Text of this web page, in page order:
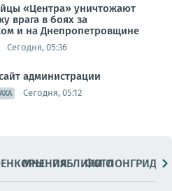
«Центра» уничтожают
врага в боях за
и на Днепропетровщине
Сегодня, 05:36
администрации
Сегодня, 05:12
МНЕНИЯПАБЛИКИ
ФОТОЛОНГРИДЫ